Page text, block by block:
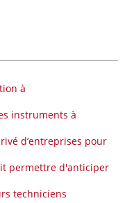
des financements
à écartement standard
la frontière avec le
d'euros (3,19 milliards
ministère ougandais des
entre les ministres
Rwanda tenue à
2026 du FMI et de
institutions de Bretton
à
instruments à
d’entreprises pour
permettre d'anticiper
techniciens